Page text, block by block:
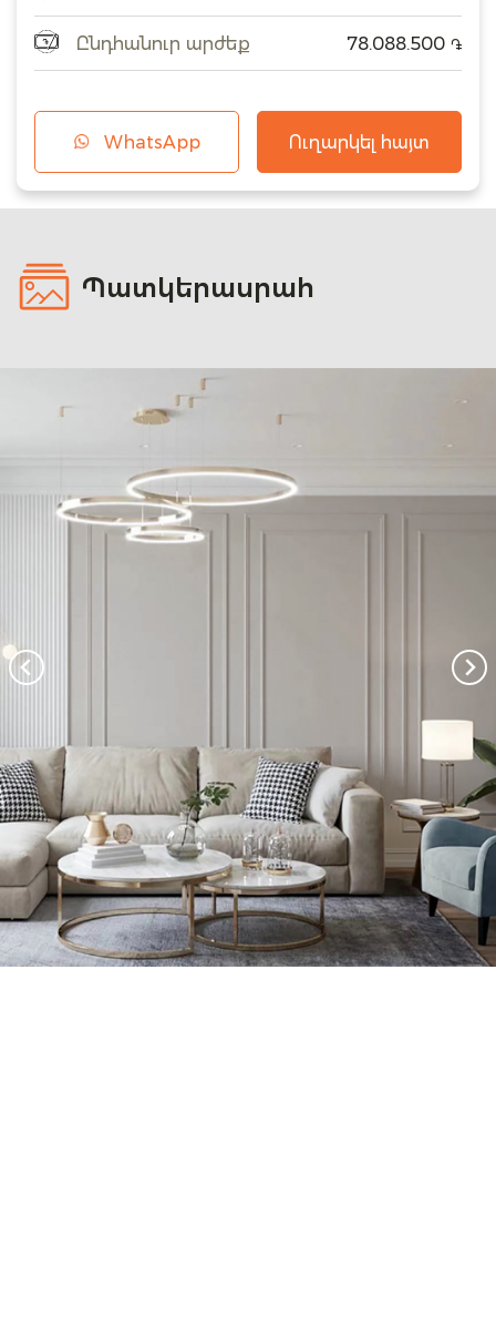
Ընդհանուր արժեք 78.088.500 ֏
WhatsApp Ուղարկել հայտ
Պատկերասրահ